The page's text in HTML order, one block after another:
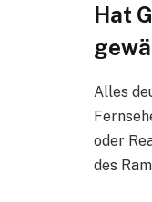
Hat
Alles
oder
des